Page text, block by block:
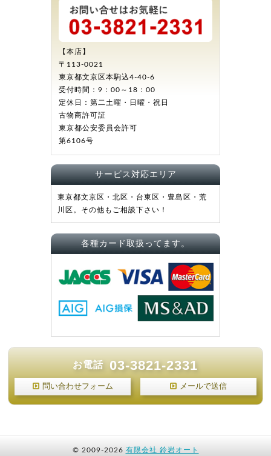
【本店】
〒113-0021
東京都文京区本駒込4-40-6
受付時間：9：00～18：00
定休日：第二土曜・日曜・祝日
古物商許可証
東京都公安委員会許可
第6106号
サービス対応エリア
東京都文京区・北区・台東区・豊島区・荒
川区。その他もご相談下さい！
各種カード取扱ってます。
お電話 03-3821-2331
問い合わせフォーム メールで送信
© 2009-2026 有限会社 鈴岩オート